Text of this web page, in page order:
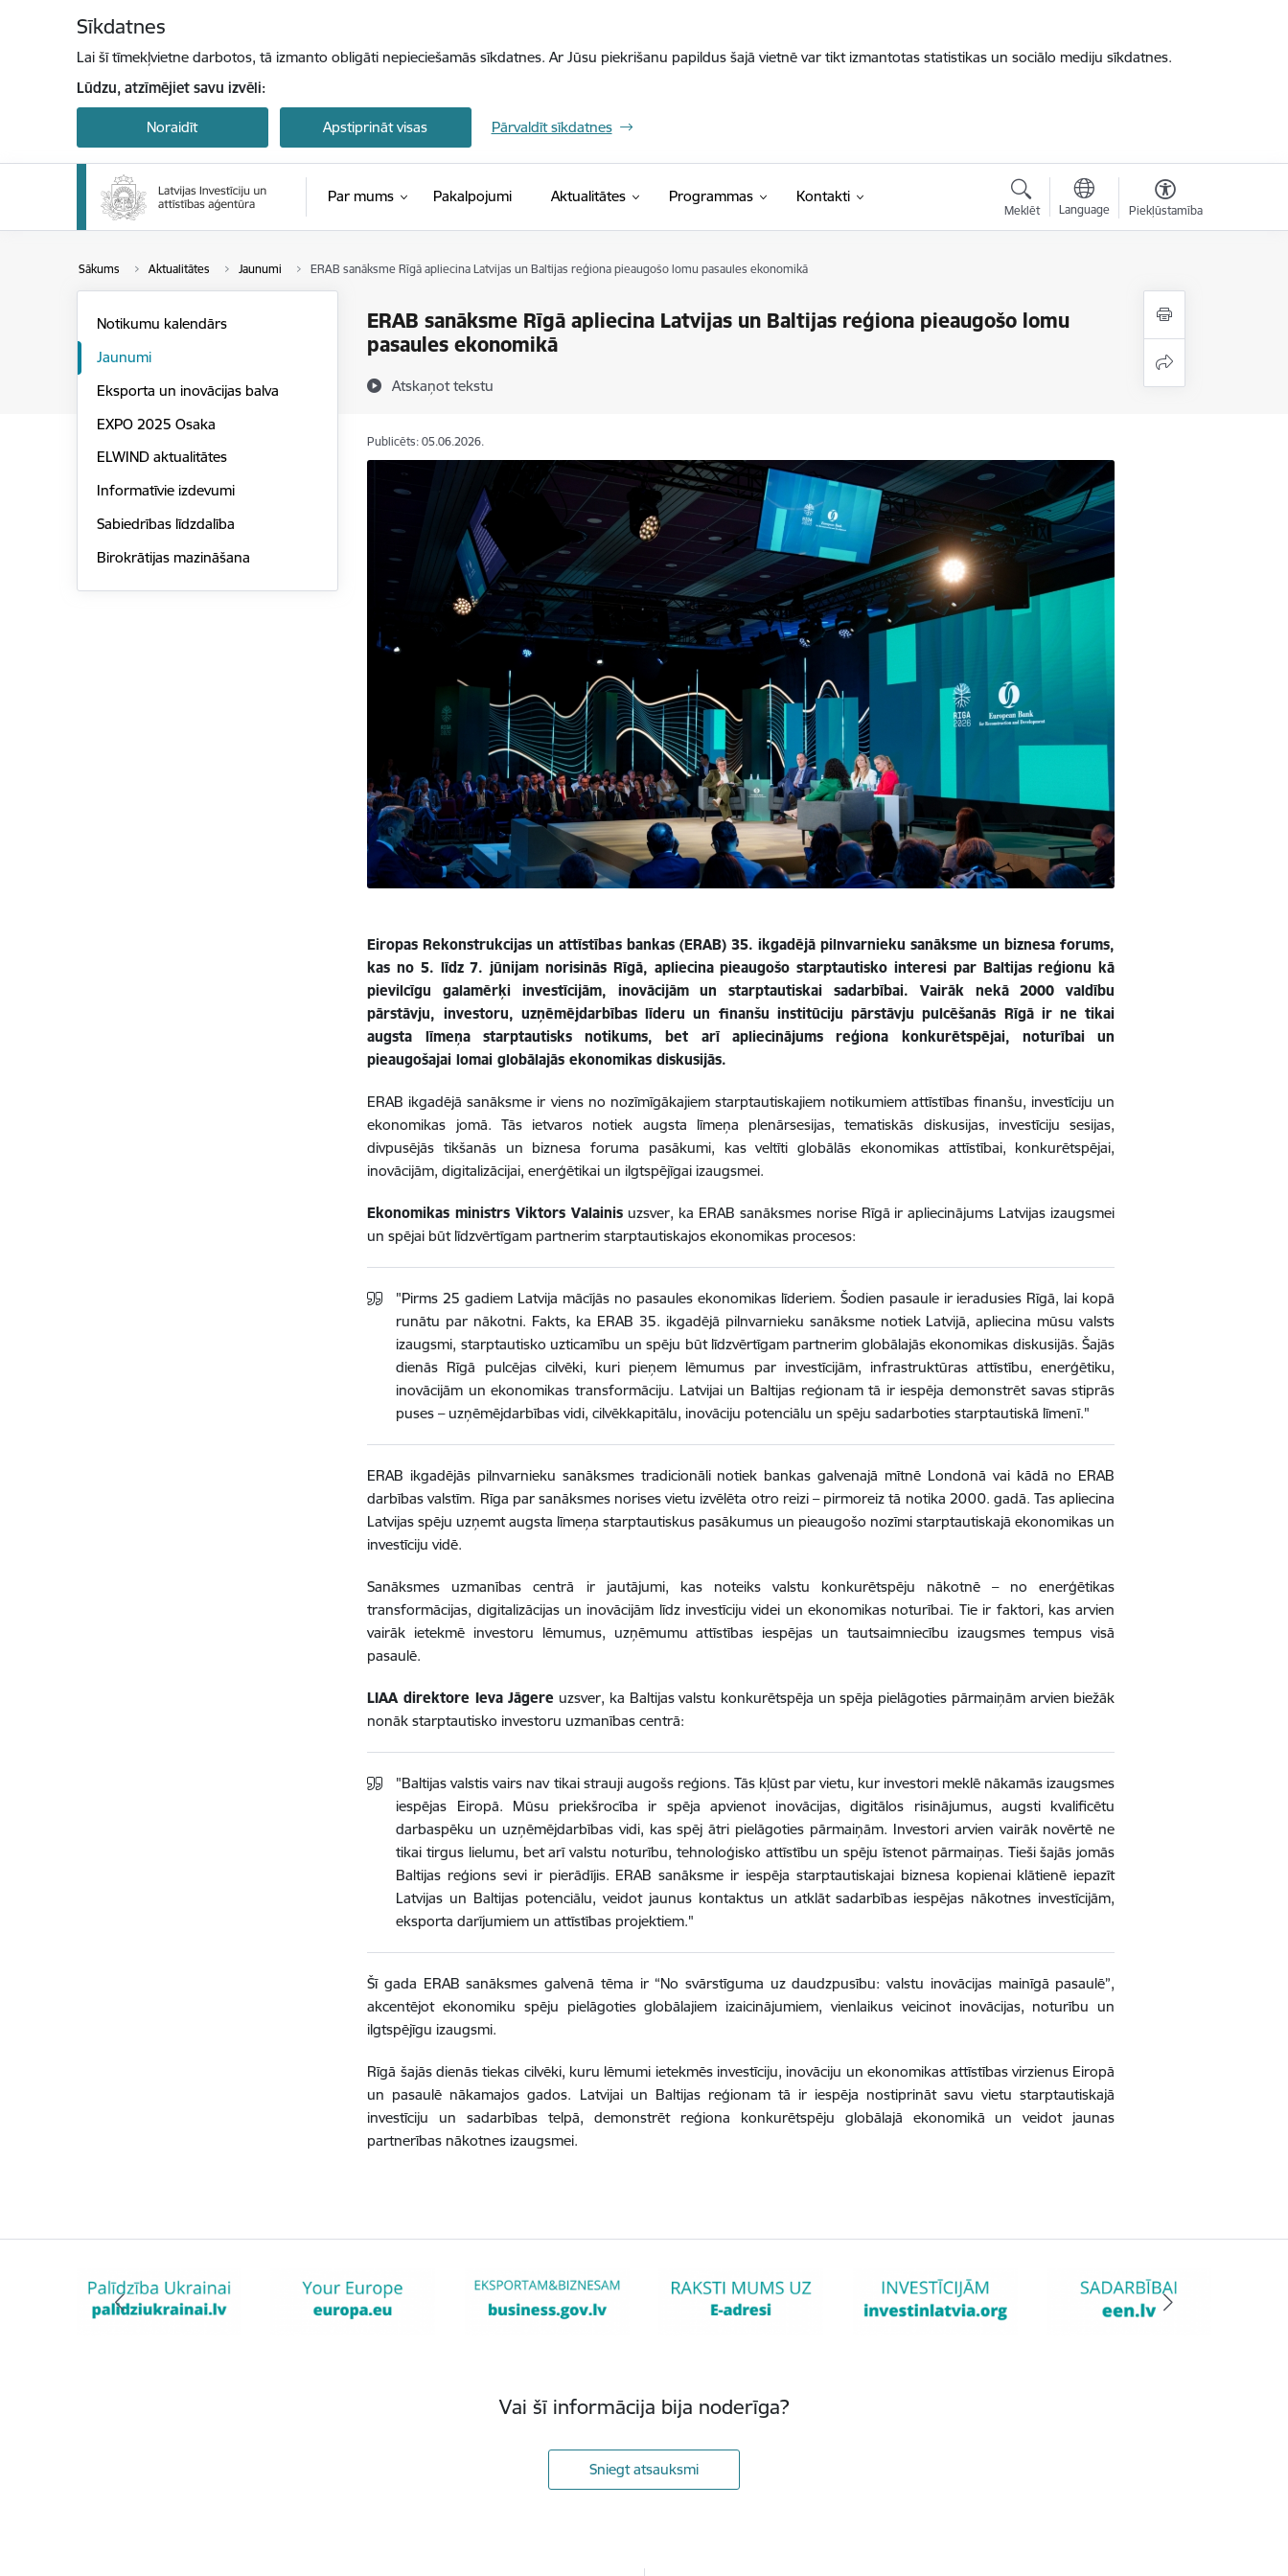
Sīkdatnes
Lai šī tīmekļvietne darbotos, tā izmanto obligāti nepieciešamās sīkdatnes. Ar Jūsu piekrišanu papildus šajā vietnē var tikt izmantotas statistikas un sociālo mediju sīkdatnes.
Lūdzu, atzīmējiet savu izvēli:
Noraidīt Apstiprināt visas Pārvaldīt sīkdatnes
Par mums Pakalpojumi Aktualitātes Programmas Kontakti
Meklēt Language Piekļūstamība
Sākums Aktualitātes Jaunumi ERAB sanāksme Rīgā apliecina Latvijas un Baltijas reģiona pieaugošo lomu pasaules ekonomikā
ERAB sanāksme Rīgā apliecina Latvijas un Baltijas reģiona pieaugošo lomu
pasaules ekonomikā
Atskaņot tekstu
Notikumu kalendārs
Jaunumi
Eksporta un inovācijas balva
EXPO 2025 Osaka
ELWIND aktualitātes
Informatīvie izdevumi
Sabiedrības līdzdalība
Birokrātijas mazināšana
Publicēts: 05.06.2026.
Eiropas Rekonstrukcijas un attīstības bankas (ERAB) 35. ikgadējā pilnvarnieku sanāksme un biznesa forums,
kas no 5. līdz 7. jūnijam norisinās Rīgā, apliecina pieaugošo starptautisko interesi par Baltijas reģionu kā
pievilcīgu galamērķi investīcijām, inovācijām un starptautiskai sadarbībai. Vairāk nekā 2000 valdību
pārstāvju, investoru, uzņēmējdarbības līderu un finanšu institūciju pārstāvju pulcēšanās Rīgā ir ne tikai
augsta līmeņa starptautisks notikums, bet arī apliecinājums reģiona konkurētspējai, noturībai un
pieaugošajai lomai globālajās ekonomikas diskusijās.
ERAB ikgadējā sanāksme ir viens no nozīmīgākajiem starptautiskajiem notikumiem attīstības finanšu, investīciju un
ekonomikas jomā. Tās ietvaros notiek augsta līmeņa plenārsesijas, tematiskās diskusijas, investīciju sesijas,
divpusējās tikšanās un biznesa foruma pasākumi, kas veltīti globālās ekonomikas attīstībai, konkurētspējai,
inovācijām, digitalizācijai, enerģētikai un ilgtspējīgai izaugsmei.
Ekonomikas ministrs Viktors Valainis uzsver, ka ERAB sanāksmes norise Rīgā ir apliecinājums Latvijas izaugsmei
un spējai būt līdzvērtīgam partnerim starptautiskajos ekonomikas procesos:
"Pirms 25 gadiem Latvija mācījās no pasaules ekonomikas līderiem. Šodien pasaule ir ieradusies Rīgā, lai kopā
runātu par nākotni. Fakts, ka ERAB 35. ikgadējā pilnvarnieku sanāksme notiek Latvijā, apliecina mūsu valsts
izaugsmi, starptautisko uzticamību un spēju būt līdzvērtīgam partnerim globālajās ekonomikas diskusijās. Šajās
dienās Rīgā pulcējas cilvēki, kuri pieņem lēmumus par investīcijām, infrastruktūras attīstību, enerģētiku,
inovācijām un ekonomikas transformāciju. Latvijai un Baltijas reģionam tā ir iespēja demonstrēt savas stiprās
puses – uzņēmējdarbības vidi, cilvēkkapitālu, inovāciju potenciālu un spēju sadarboties starptautiskā līmenī."
ERAB ikgadējās pilnvarnieku sanāksmes tradicionāli notiek bankas galvenajā mītnē Londonā vai kādā no ERAB
darbības valstīm. Rīga par sanāksmes norises vietu izvēlēta otro reizi – pirmoreiz tā notika 2000. gadā. Tas apliecina
Latvijas spēju uzņemt augsta līmeņa starptautiskus pasākumus un pieaugošo nozīmi starptautiskajā ekonomikas un
investīciju vidē.
Sanāksmes uzmanības centrā ir jautājumi, kas noteiks valstu konkurētspēju nākotnē – no enerģētikas
transformācijas, digitalizācijas un inovācijām līdz investīciju videi un ekonomikas noturībai. Tie ir faktori, kas arvien
vairāk ietekmē investoru lēmumus, uzņēmumu attīstības iespējas un tautsaimniecību izaugsmes tempus visā
pasaulē.
LIAA direktore Ieva Jāgere uzsver, ka Baltijas valstu konkurētspēja un spēja pielāgoties pārmaiņām arvien biežāk
nonāk starptautisko investoru uzmanības centrā:
"Baltijas valstis vairs nav tikai strauji augošs reģions. Tās kļūst par vietu, kur investori meklē nākamās izaugsmes
iespējas Eiropā. Mūsu priekšrocība ir spēja apvienot inovācijas, digitālos risinājumus, augsti kvalificētu
darbaspēku un uzņēmējdarbības vidi, kas spēj ātri pielāgoties pārmaiņām. Investori arvien vairāk novērtē ne
tikai tirgus lielumu, bet arī valstu noturību, tehnoloģisko attīstību un spēju īstenot pārmaiņas. Tieši šajās jomās
Baltijas reģions sevi ir pierādījis. ERAB sanāksme ir iespēja starptautiskajai biznesa kopienai klātienē iepazīt
Latvijas un Baltijas potenciālu, veidot jaunus kontaktus un atklāt sadarbības iespējas nākotnes investīcijām,
eksporta darījumiem un attīstības projektiem."
Šī gada ERAB sanāksmes galvenā tēma ir “No svārstīguma uz daudzpusību: valstu inovācijas mainīgā pasaulē”,
akcentējot ekonomiku spēju pielāgoties globālajiem izaicinājumiem, vienlaikus veicinot inovācijas, noturību un
ilgtspējīgu izaugsmi.
Rīgā šajās dienās tiekas cilvēki, kuru lēmumi ietekmēs investīciju, inovāciju un ekonomikas attīstības virzienus Eiropā
un pasaulē nākamajos gados. Latvijai un Baltijas reģionam tā ir iespēja nostiprināt savu vietu starptautiskajā
investīciju un sadarbības telpā, demonstrēt reģiona konkurētspēju globālajā ekonomikā un veidot jaunas
partnerības nākotnes izaugsmei.
Vai šī informācija bija noderīga?
Sniegt atsauksmi